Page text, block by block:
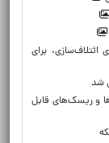
ائتلاف‌سازی، برای
شد
و ریسک‌های قابل